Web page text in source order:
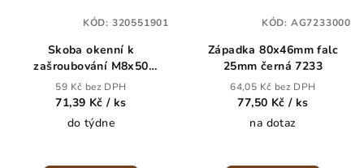
Skoba okenní k
zašroubování M8x50
staromosaz
59 Kč bez DPH
71,39 Kč / ks
do týdne
KÓD: 320551901
Západka 80x46mm falc
25mm černá 7233
64,05 Kč bez DPH
77,50 Kč / ks
na dotaz
KÓD: AG7233000